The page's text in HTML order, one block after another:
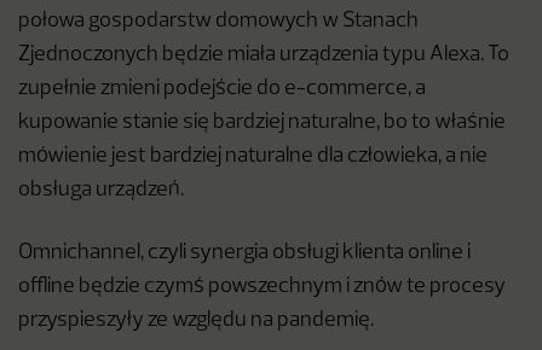
połowa gospodarstw domowych w Stanach
Zjednoczonych będzie miała urządzenia typu Alexa. To
zupełnie zmieni podejście do e-commerce, a
kupowanie stanie się bardziej naturalne, bo to właśnie
mówienie jest bardziej naturalne dla człowieka, a nie
obsługa urządzeń.
Omnichannel, czyli synergia obsługi klienta online i
offline będzie czymś powszechnym i znów te procesy
przyspieszyły ze względu na pandemię.